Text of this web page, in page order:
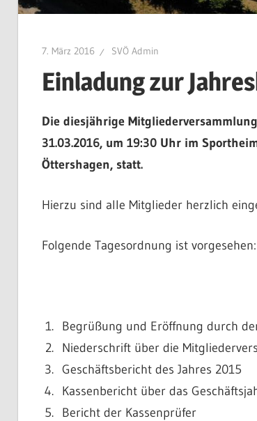
7. März 2016 SVÖ Admin
Einladung zur
Die diesjährige
31.03.2016, um 19:30 Uhr im
Öttershagen, statt.
Hierzu sind alle Mitglieder herzlich
Folgende Tagesordnung ist vorgesehen:
Begrüßung und Eröffnung durch
Niederschrift über die
Geschäftsbericht des Jahres 2015
Kassenbericht über das
Bericht der Kassenprüfer